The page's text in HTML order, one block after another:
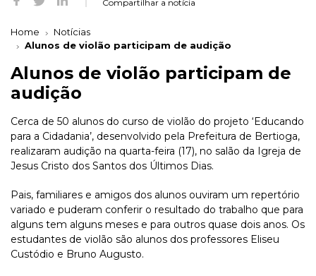
Compartilhar a notícia
Home
Notícias
Alunos de violão participam de audição
Alunos de violão participam de
audição
Cerca de 50 alunos do curso de violão do projeto ‘Educando
para a Cidadania’, desenvolvido pela Prefeitura de Bertioga,
realizaram audição na quarta-feira (17), no salão da Igreja de
Jesus Cristo dos Santos dos Últimos Dias.
Pais, familiares e amigos dos alunos ouviram um repertório
variado e puderam conferir o resultado do trabalho que para
alguns tem alguns meses e para outros quase dois anos. Os
estudantes de violão são alunos dos professores Eliseu
Custódio e Bruno Augusto.